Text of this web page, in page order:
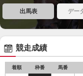
出馬表 デー
競走成績
着順 枠番 馬番